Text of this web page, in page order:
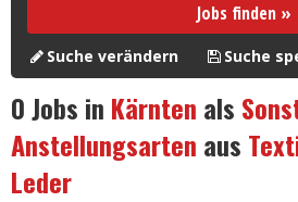
Jobs finden »
Suche verändern Suche
0Jobs in Kärnten als
Anstellungsarten aus
Leder